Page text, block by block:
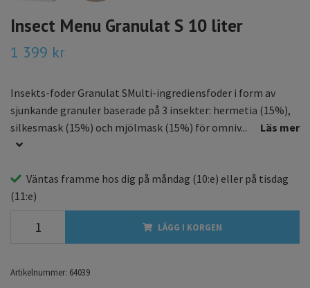
Insect Menu Granulat S 10 liter
1 399 kr
Insekts-foder Granulat SMulti-ingrediensfoder i form av
sjunkande granuler baserade på 3 insekter: hermetia (15%),
silkesmask (15%) och mjölmask (15%) för omniv...
Läs mer
Väntas framme hos dig på måndag (10:e) eller på tisdag
(11:e)
LÄGG I KORGEN
Artikelnummer: 64039